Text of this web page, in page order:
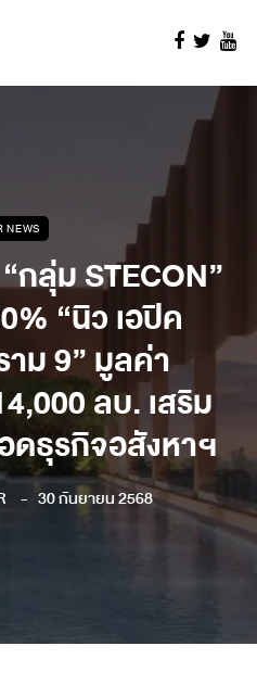
NEWS
กลุ่ม STECON”
“นิว เอปิค
าม 9” มูลค่า
ลบ. เสริม
ธุรกิจอสังหาฯ
30 กันยายน 2568